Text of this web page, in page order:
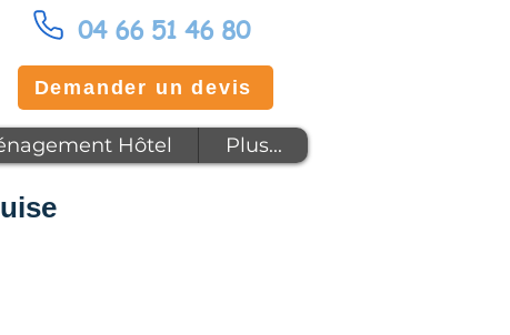
04 66 51 46 80
Demander un devis
Hôtel Plus...